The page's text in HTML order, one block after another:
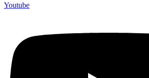
Youtube